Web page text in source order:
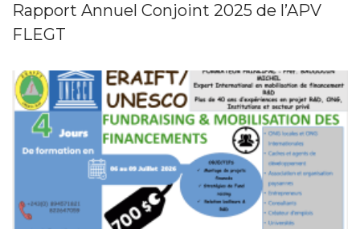
Rapport Annuel Conjoint 2025 de l’APV
FLEGT